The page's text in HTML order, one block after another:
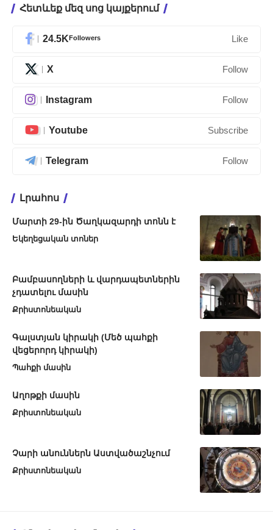
Հետևեք մեզ սոց կայքերում
24.5KFollowers Like
X Follow
Instagram Follow
Youtube Subscribe
Telegram Follow
Լրահոս
Մարտի 29-ին Ծաղկազարդի տոնն է
Եկեղեցական տոներ
Բամբասողների և վարդապետներին
չդատելու մասին
Քրիստոնեական
Գալստյան կիրակի (Մեծ պահքի
վեցերորդ կիրակի)
Պահքի մասին
Աղոթքի մասին
Քրիստոնեական
Չարի անուններն Աստվածաշնչում
Քրիստոնեական